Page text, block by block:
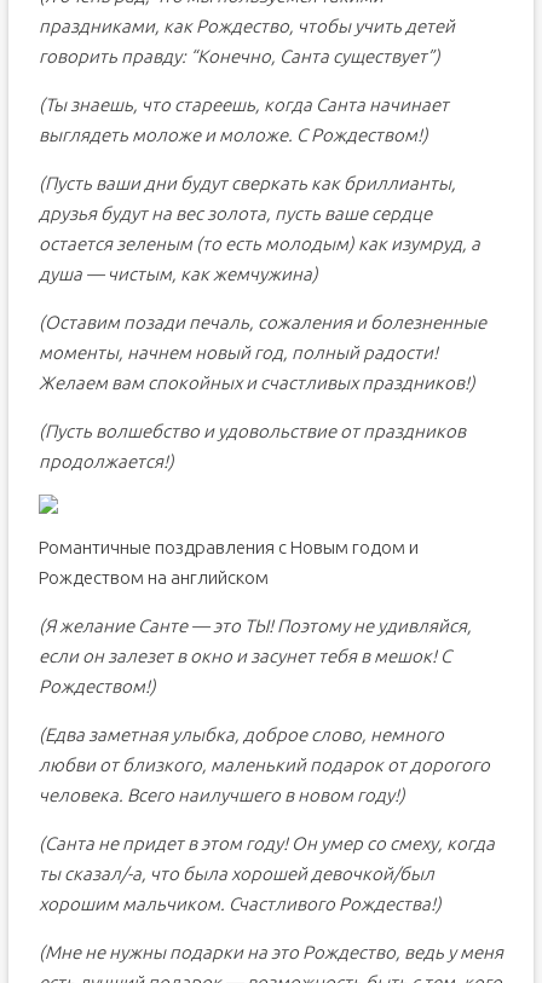
праздниками, как Рождество, чтобы учить детей
говорить правду: “Конечно, Санта существует”)
(Ты знаешь, что стареешь, когда Санта начинает
выглядеть моложе и моложе. С Рождеством!)
(Пусть ваши дни будут сверкать как бриллианты,
друзья будут на вес золота, пусть ваше сердце
остается зеленым (то есть молодым) как изумруд, а
душа — чистым, как жемчужина)
(Оставим позади печаль, сожаления и болезненные
моменты, начнем новый год, полный радости!
Желаем вам спокойных и счастливых праздников!)
(Пусть волшебство и удовольствие от праздников
продолжается!)
Романтичные поздравления с Новым годом и
Рождеством на английском
(Я желание Санте — это ТЫ! Поэтому не удивляйся,
если он залезет в окно и засунет тебя в мешок! С
Рождеством!)
(Едва заметная улыбка, доброе слово, немного
любви от близкого, маленький подарок от дорогого
человека. Всего наилучшего в новом году!)
(Санта не придет в этом году! Он умер со смеху, когда
ты сказал/-а, что была хорошей девочкой/был
хорошим мальчиком. Счастливого Рождества!)
(Мне не нужны подарки на это Рождество, ведь у меня